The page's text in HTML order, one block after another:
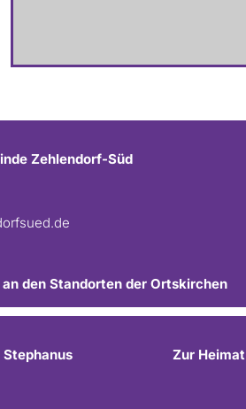
Zehlendorf-Süd
den Standorten der Ortskirchen
Stephanus Zur Heimat